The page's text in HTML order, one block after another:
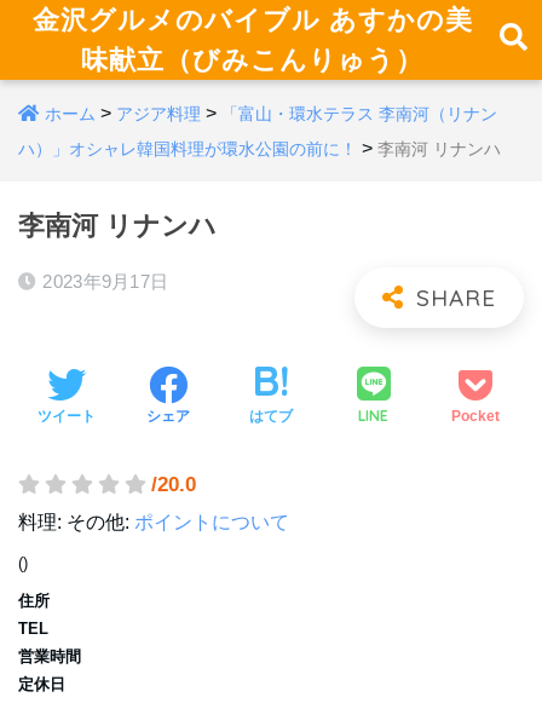
金沢グルメのバイブル あすかの美
味献立（びみこんりゅう）
ホーム > アジア料理 >
「富山・環水テラス 李南河（リナン
ハ）」オシャレ韓国料理が環水公園の前に！
> 李南河 リナンハ
李南河 リナンハ
2023年9月17日
ツイート シェア はてブ LINE Pocket
/20.0
料理: その他: ポイントについて
()
住所
TEL
営業時間
定休日